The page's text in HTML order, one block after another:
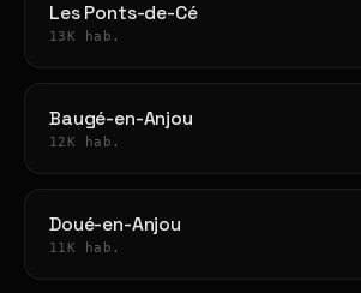
Les Ponts-de-Cé
13K hab.
Baugé-en-Anjou
12K hab.
Doué-en-Anjou
11K hab.